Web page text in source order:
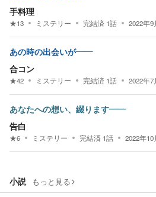
手料理
★13 ミステリー 完結済 1話 2022年9
あの時の出会いが——
合コン
★42 ミステリー 完結済 1話 2022年7
あなたへの想い、綴ります——
告白
★6 ミステリー 完結済 1話 2022年10
小説 もっと見る